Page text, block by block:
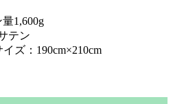
1,600g
テン
ズ：190cm×210cm